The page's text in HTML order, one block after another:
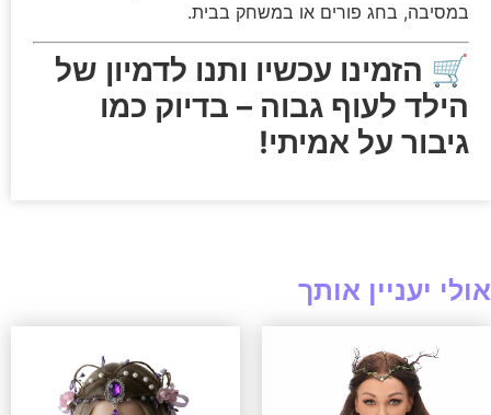
במסיבה, בחג פורים או במשחק בבית.
🛒 הזמינו עכשיו ותנו לדמיון של
הילד לעוף גבוה – בדיוק כמו
גיבור על אמיתי!
אולי יעניין אותך